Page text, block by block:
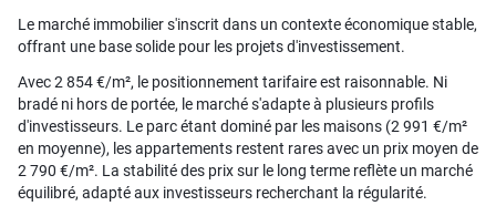
Le marché immobilier s'inscrit dans un contexte économique stable,
offrant une base solide pour les projets d'investissement.
Avec 2 854 €/m², le positionnement tarifaire est raisonnable. Ni
bradé ni hors de portée, le marché s'adapte à plusieurs profils
d'investisseurs. Le parc étant dominé par les maisons (2 991 €/m²
en moyenne), les appartements restent rares avec un prix moyen de
2 790 €/m². La stabilité des prix sur le long terme reflète un marché
équilibré, adapté aux investisseurs recherchant la régularité.